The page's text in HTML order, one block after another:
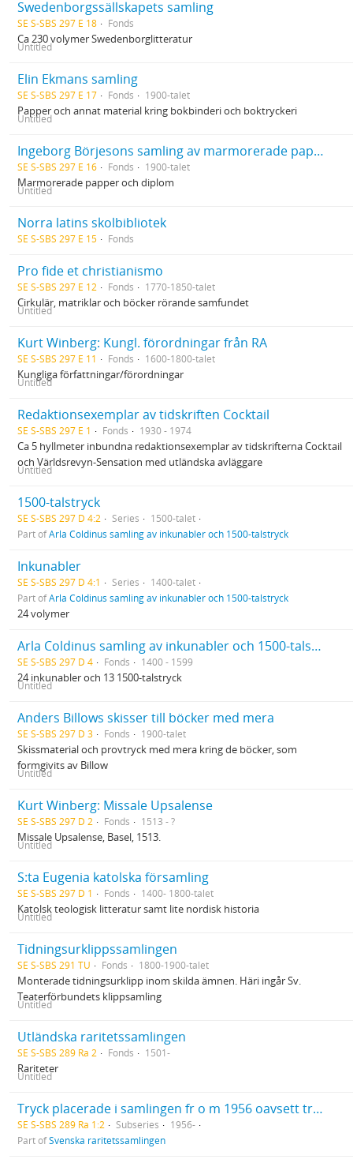
Swedenborgssällskapets samling
SE S-SBS 297 E 18 Fonds
Ca 230 volymer Swedenborglitteratur
Untitled
Elin Ekmans samling
SE S-SBS 297 E 17 Fonds 1900-talet
Papper och annat material kring bokbinderi och boktryckeri
Untitled
Ingeborg Börjesons samling av marmorerade papper och diplom
SE S-SBS 297 E 16 Fonds 1900-talet
Marmorerade papper och diplom
Untitled
Norra latins skolbibliotek
SE S-SBS 297 E 15 Fonds
Pro fide et christianismo
SE S-SBS 297 E 12 Fonds 1770-1850-talet
Cirkulär, matriklar och böcker rörande samfundet
Untitled
Kurt Winberg: Kungl. förordningar från RA
SE S-SBS 297 E 11 Fonds 1600-1800-talet
Kungliga författningar/förordningar
Untitled
Redaktionsexemplar av tidskriften Cocktail
SE S-SBS 297 E 1 Fonds 1930 - 1974
Ca 5 hyllmeter inbundna redaktionsexemplar av tidskrifterna Cocktail
och Världsrevyn-Sensation med utländska avläggare
Untitled
1500-talstryck
SE S-SBS 297 D 4:2 Series
1500-talet
Part ofArla Coldinus samling av inkunabler och 1500-talstryck
Inkunabler
SE S-SBS 297 D 4:1 Series
1400-talet
Part ofArla Coldinus samling av inkunabler och 1500-talstryck
24 volymer
Arla Coldinus samling av inkunabler och 1500-talstryck
SE S-SBS 297 D 4 Fonds 1400 - 1599
24 inkunabler och 13 1500-talstryck
Untitled
Anders Billows skisser till böcker med mera
SE S-SBS 297 D 3 Fonds 1900-talet
Skissmaterial och provtryck med mera kring de böcker, som
formgivits av Billow
Untitled
Kurt Winberg: Missale Upsalense
SE S-SBS 297 D 2 Fonds 1513 - ?
Missale Upsalense, Basel, 1513.
Untitled
S:ta Eugenia katolska församling
SE S-SBS 297 D 1 Fonds 1400- 1800-talet
Katolsk teologisk litteratur samt lite nordisk historia
Untitled
Tidningsurklippssamlingen
SE S-SBS 291 TU Fonds 1800-1900-talet
Monterade tidningsurklipp inom skilda ämnen. Häri ingår Sv.
Teaterförbundets klippsamling
Untitled
Utländska raritetssamlingen
SE S-SBS 289 Ra 2 Fonds 1501-
Rariteter
Untitled
Tryck placerade i samlingen fr o m 1956 oavsett tryckår
SE S-SBS 289 Ra 1:2 Subseries
1956-
Part ofSvenska raritetssamlingen